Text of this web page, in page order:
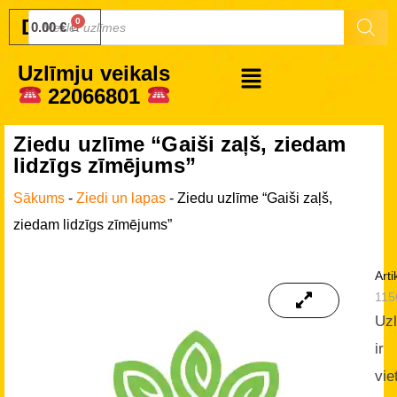
Druku.lv
0.00€
Uzlīmju veikals
22066801
Ziedu uzlīme “Gaiši zaļš, ziedam
lidzīgs zīmējums”
Sākums - Ziedi un lapas - Ziedu uzlīme “Gaiši zaļš,
ziedam lidzīgs zīmējums”
ir